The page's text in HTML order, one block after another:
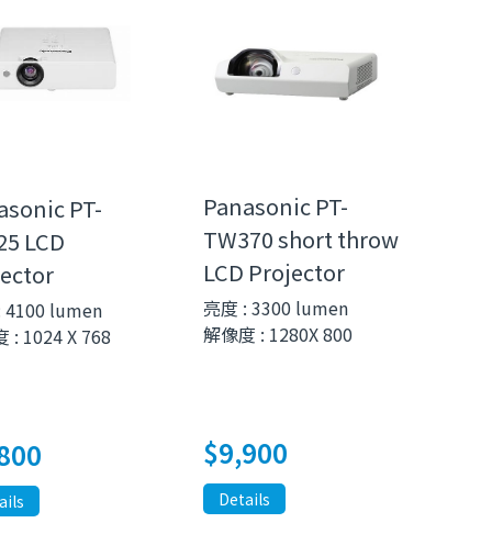
PT-
LCD
4100 lumen
: 1024 X 768
Panasonic PT-
TW370 short throw
LCD Projector
$9,900
亮度 : 3300 lumen
解像度 : 1280X 800
Details